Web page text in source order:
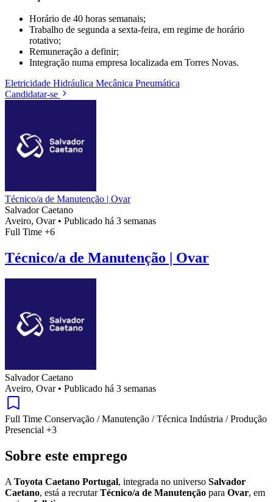
Horário de 40 horas semanais;
Trabalho de segunda a sexta-feira, em regime de horário
rotativo;
Remuneração a definir;
Integração numa empresa localizada em Torres Novas.
Eletricidade Hidráulica Mecânica Pneumática
Candidatar-se
Técnico/a de Manutenção | Ovar
Salvador Caetano
Aveiro, Ovar • Publicado há 3 semanas
Full Time +6
Técnico/a de Manutenção | Ovar
Salvador Caetano
Aveiro, Ovar • Publicado há 3 semanas
Full Time Conservação / Manutenção / Técnica Indústria / Produção
Presencial +3
Sobre este emprego
A Toyota Caetano Portugal, integrada no universo Salvador
Caetano, está a recrutarTécnico/a de Manutenção para Ovar, em